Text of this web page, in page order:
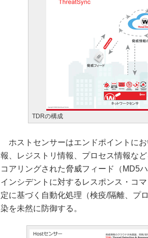
TDRの構成
ホストセンサーはエンドポイントに
報、レジストリ情報、プロセス情報な
コアリングされた脅威フィード（MD5
インシデントに対するレスポンス・コ
定に基づく自動化処理（検疫/隔離、プ
染を未然に防御する。